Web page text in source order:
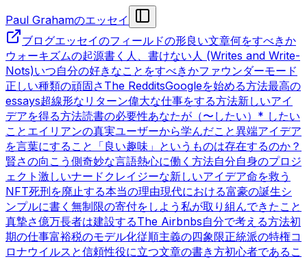
Paul Grahamのエッセイ
ブログエッセイのフィールドの形良い文章何をすべきか
ウォーキズムの起源書く人、書けない人 (Writes and Write-
Nots)いつ自分の好きなことをすべきかファウンダーモード
正しい種類の頑固さ The RedditsGoogleを始める方法最高の
essays超線形なリターン偉大な仕事をする方法新しいアイ
デアを得る方法読書の必要性あなたが（〜したい）* したい
こと エイリアンの真実ユーザーから学んだこと異端アイデア
を言葉にすること 「良い趣味」というものは存在するのか？
賢さの向こう側奇妙な言語熱心に働く方法自分自身のプロジ
ェクト 激しいナード クレイジーな新しいアイデア命を救う
NFT死刑を廃止する本当の理由現代における富豪の誕生シ
ンプルに書く 無制限の寄付をしよう 私が取り組んできたこと
真摯さ億万長者は建設するThe Airbnbs自分で考える方法初
期の仕事富裕税のモデル化従順主義の四象限正統派の特権コ
ロナウイルスと信頼性役に立つ文章の書き方初心者であるこ